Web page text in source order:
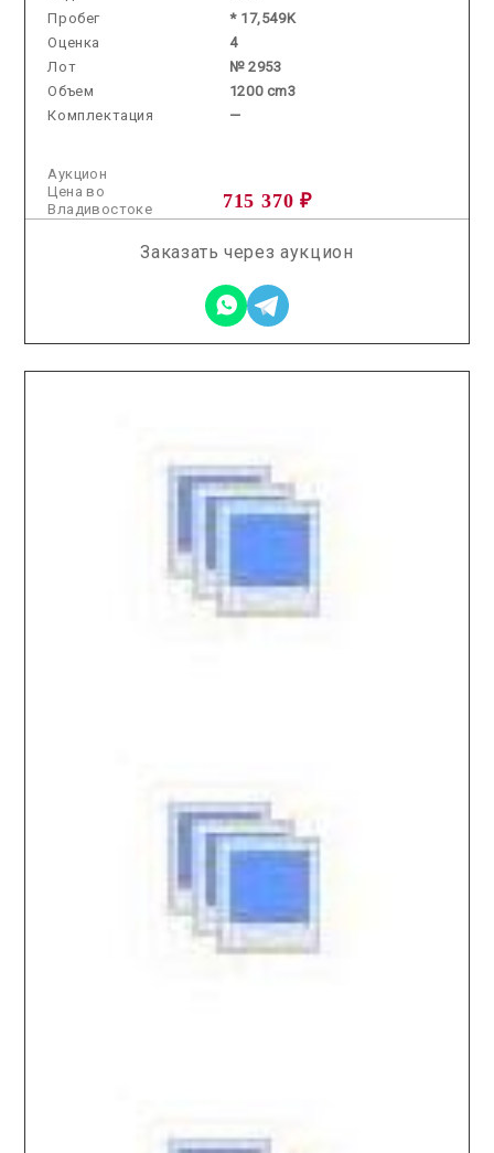
Пробег
* 17,549K
Оценка
4
Лот
№ 2953
Объем
1200 cm3
Комплектация
—
Аукцион
715 370 ₽
Цена во
Владивостоке
Заказать через аукцион